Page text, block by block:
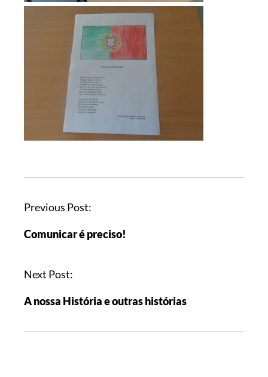
Previous Post:
Comunicar é preciso!
Next Post:
A nossa História e outras histórias